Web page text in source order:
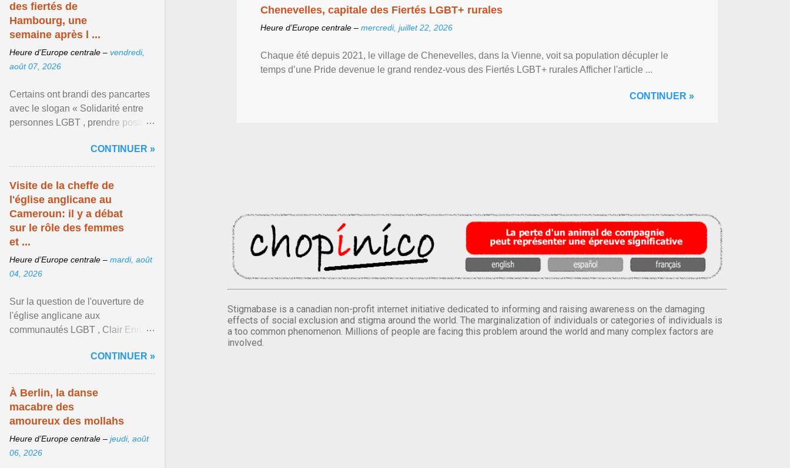
Chenevelles, capitale des Fiertés LGBT+ rurales
Heure d’Europe centrale – mercredi, juillet 22, 2026
Chaque été depuis 2021, le village de Chenevelles, dans la Vienne, voit sa population décupler le
temps d’une Pride devenue le grand rendez-vous des Fiertés LGBT+ rurales Afficher l'article ...
CONTINUER »
Stigmabase is a canadian non-profit internet initiative dedicated to informing and raising awareness on the damaging
effects of social exclusion and stigma around the world. The marginalization of individuals or categories of individuals is
a too common phenomenon. Millions of people are facing this problem around the world and many complex factors are
involved.
des fiertés de
Hambourg, une
semaine après l ...
Heure d’Europe centrale – vendredi,
août 07, 2026
Certains ont brandi des pancartes
avec le slogan « Solidarité entre
personnes LGBT , prendre position
organisateurs ... Afficher l'article ...
CONTINUER »
Visite de la cheffe de
l'église anglicane au
Cameroun: il y a débat
sur le rôle des femmes
et ...
Heure d’Europe centrale – mardi, août
04, 2026
Sur la question de l'ouverture de
l'église anglicane aux
communautés LGBT , Clair Enrick
une position tranchée. Afficher
l'article ...
CONTINUER »
À Berlin, la danse
macabre des
amoureux des mollahs
Heure d’Europe centrale – jeudi, août
06, 2026